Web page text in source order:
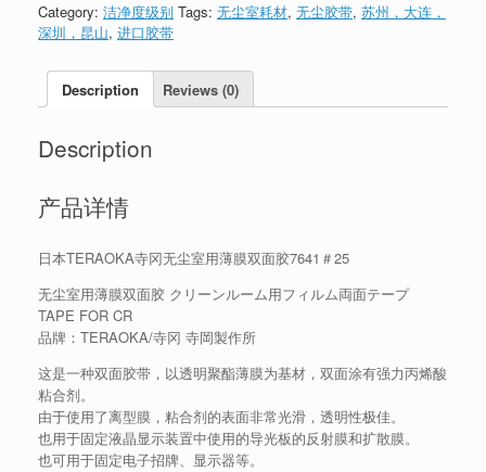
Category: 洁净度级别 Tags: 无尘室耗材, 无尘胶带, 苏州，大连，
深圳，昆山, 进口胶带
Description Reviews (0)
Description
产品详情
日本TERAOKA寺冈无尘室用薄膜双面胶7641＃25
无尘室用薄膜双面胶 クリーンルーム用フィルム両面テープ
TAPE FOR CR
品牌：TERAOKA/寺冈 寺岡製作所
这是一种双面胶带，以透明聚酯薄膜为基材，双面涂有强力丙烯酸
粘合剂。
由于使用了离型膜，粘合剂的表面非常光滑，透明性极佳。
也用于固定液晶显示装置中使用的导光板的反射膜和扩散膜。
也可用于固定电子招牌、显示器等。